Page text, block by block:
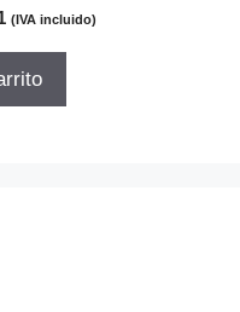
El
actual
(IVA incluido)